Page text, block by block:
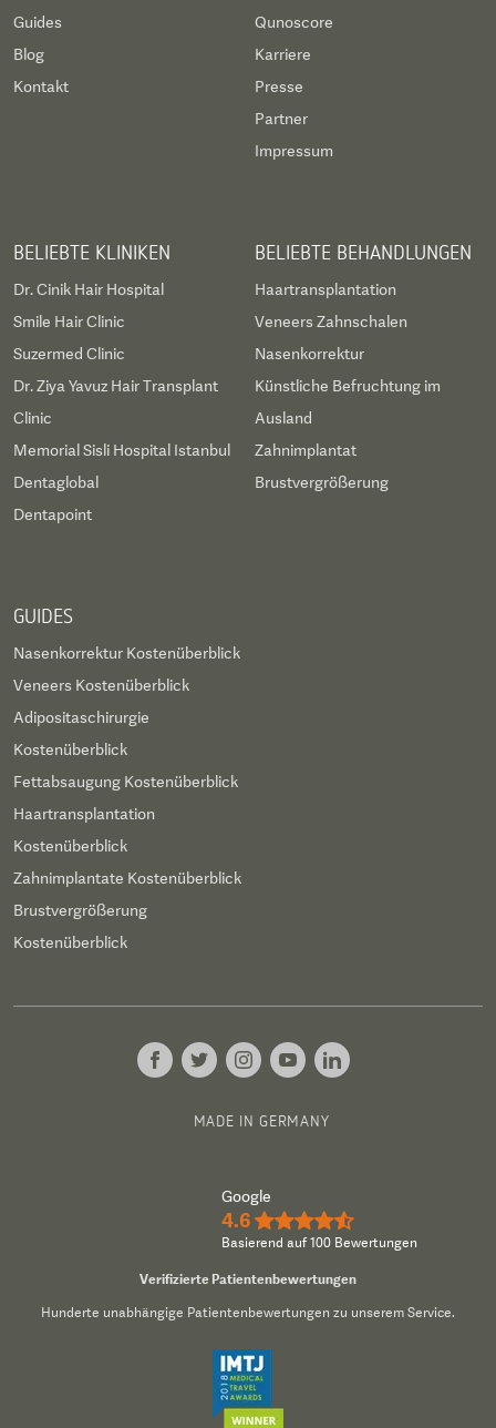
Guides
Blog
Kontakt
Qunoscore
Karriere
Presse
Partner
Impressum
BELIEBTE KLINIKEN
Dr. Cinik Hair Hospital
Smile Hair Clinic
Suzermed Clinic
Dr. Ziya Yavuz Hair Transplant
Clinic
Memorial Sisli Hospital Istanbul
Dentaglobal
Dentapoint
BELIEBTE BEHANDLUNGEN
Haartransplantation
Veneers Zahnschalen
Nasenkorrektur
Künstliche Befruchtung im
Ausland
Zahnimplantat
Brustvergrößerung
GUIDES
Nasenkorrektur Kostenüberblick
Veneers Kostenüberblick
Adipositaschirurgie
Kostenüberblick
Fettabsaugung Kostenüberblick
Haartransplantation
Kostenüberblick
Zahnimplantate Kostenüberblick
Brustvergrößerung
Kostenüberblick
MADE IN GERMANY
Google
4.6 ★★★★½
Basierend auf 100 Bewertungen
Verifizierte Patientenbewertungen
Hunderte unabhängige Patientenbewertungen zu unserem Service.